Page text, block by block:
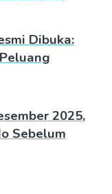
Dibuka:
2025,
Sebelum